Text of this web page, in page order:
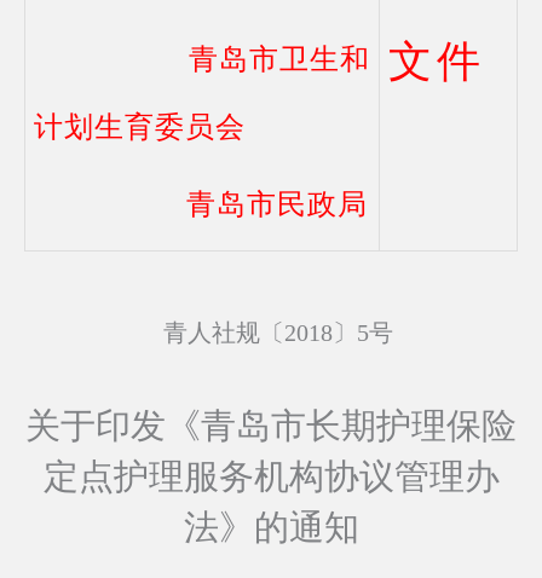
青岛市卫生和
计划生育委员会
青岛市民政局
文件
青人社规〔2018〕5号
关于印发《青岛市长期护理保险
定点护理服务机构协议管理办
法》的通知